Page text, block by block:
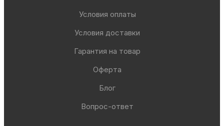
Условия оплаты
Условия доставки
Гарантия на товар
Оферта
Блог
Вопрос-ответ